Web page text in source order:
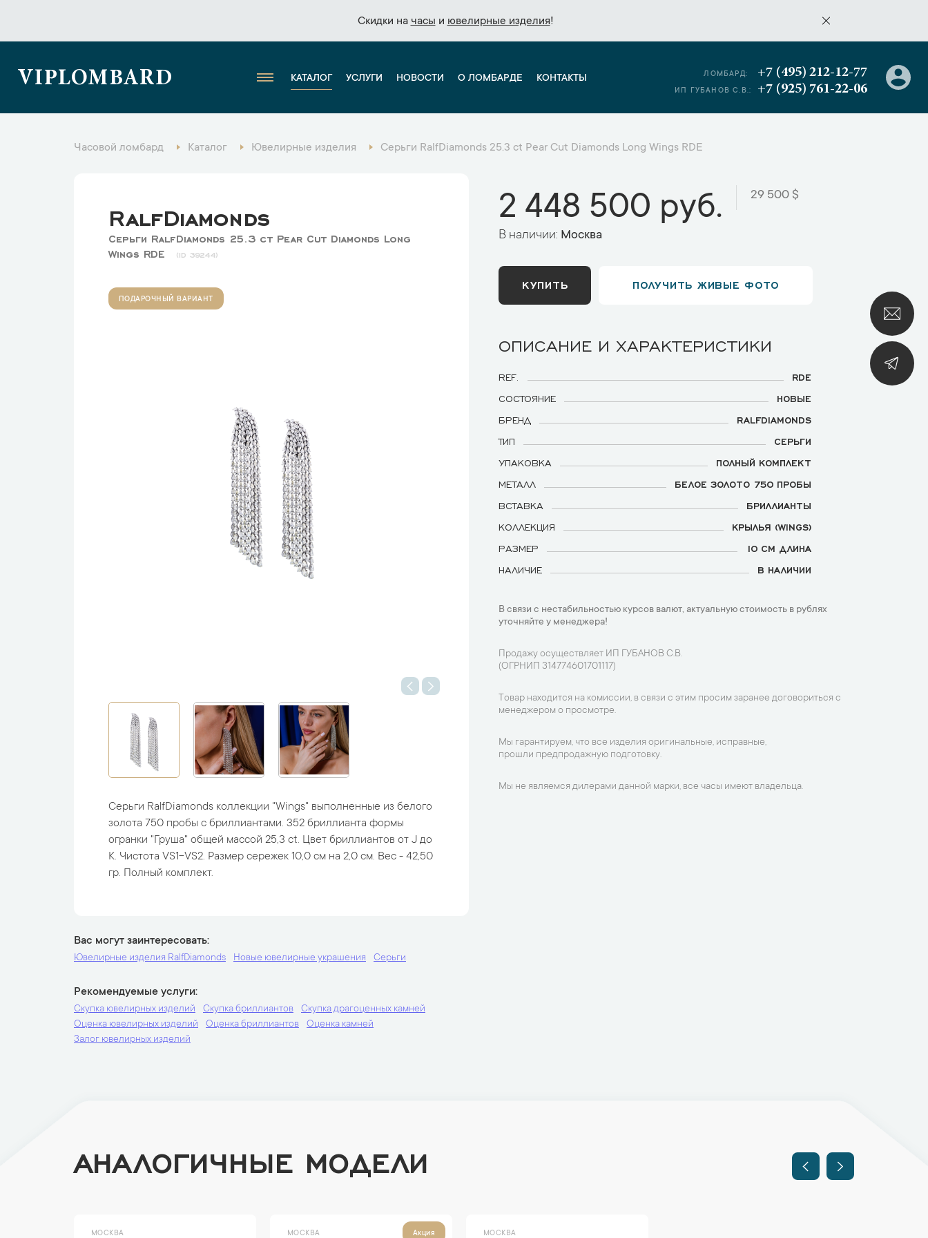
Скидки на часы и ювелирные изделия!
Скидки на часы и ювелирные изделия!
VIPLOMBARD КАТАЛОГ УСЛУГИ НОВОСТИ О ЛОМБАРДЕ КОНТАКТЫ ЛОМБАРД: +7 (495) 212-12-77
ИП ГУБАНОВ С.В.: +7 (925) 761-22-06
Часовой ломбард Каталог Ювелирные изделия Серьги RalfDiamonds 25.3 ct Pear Cut Diamonds Long Wings RDE
RalfDiamonds
Серьги RalfDiamonds 25.3 ct Pear Cut Diamonds Long
Wings RDE
39244
ПОДАРОЧНЫЙ ВАРИАНТ
Серьги RalfDiamonds коллекции "Wings" выполненные из белого
золота 750 пробы с бриллиантами. 352 бриллианта формы
огранки "Груша" общей массой 25,3 ct. Цвет бриллиантов от J до
K. Чистота VS1-VS2. Размер сережек 10,0 см на 2,0 см. Вес - 42,50
гр. Полный комплект.
Вас могут заинтересовать
Ювелирные изделия RalfDiamonds Новые ювелирные украшения Серьги
Рекомендуемые услуги
Скупка ювелирных изделий Скупка бриллиантов
Скупка драгоценных камней
Оценка ювелирных изделий
Оценка бриллиантов
Оценка камней
Залог ювелирных изделий
2 448 500 руб. 29 500 $
В наличии: Москва
КУПИТЬ ПОЛУЧИТЬ ЖИВЫЕ ФОТО
ОПИСАНИЕ И ХАРАКТЕРИСТИКИ
REF.
RDE
СОСТОЯНИЕ
НОВЫЕ
БРЕНД
RALFDIAMONDS
ТИП
СЕРЬГИ
УПАКОВКА
ПОЛНЫЙ КОМПЛЕКТ
МЕТАЛЛ
БЕЛОЕ ЗОЛОТО 750 ПРОБЫ
ВСТАВКА
БРИЛЛИАНТЫ
КОЛЛЕКЦИЯ
КРЫЛЬЯ (WINGS)
РАЗМЕР
10 СМ ДЛИНА
НАЛИЧИЕ
В НАЛИЧИИ
В связи с нестабильностью курсов валют, актуальную стоимость в рублях
уточняйте у менеджера!
Продажу осуществляет ИП ГУБАНОВ С.В.
(ОГРНИП 314774601701117)
Товар находится на комиссии, в связи с этим просим заранее договориться с
менеджером о просмотре.
Мы гарантируем, что все изделия оригинальные, исправные,
прошли предпродажную подготовку.
Мы не являемся дилерами данной марки, все часы имеют владельца.
АНАЛОГИЧНЫЕ МОДЕЛИ
МОСКВА МОСКВА Акция МОСКВА